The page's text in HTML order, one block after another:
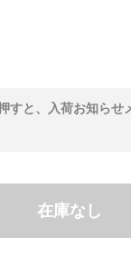
すと、入荷お知らせ
在庫なし